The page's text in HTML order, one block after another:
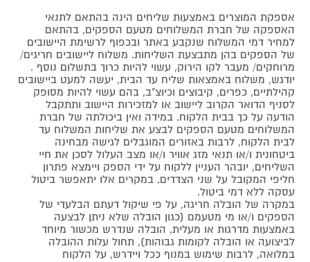
אספקת המוצרים באמצעות שליחים הינה בהתאם לתנאי
האספקה של חברת המשלוחים מטעם הספקים, בהתאם
למחיר דמי המשלוח שנקבע באתר ובכפוף לרשימת היישובים
של הספקים בהן מתבצעת השליחות. משלוח ליישובים חריגים/
מרוחקים/ מעבר לקו הירוק, עשוי להיות כרוך בתשלום נוסף .
יודגש, משלוח באמצאות שליח עד הבית, יעשה למעט ביישובים
קהילתיים, כפרים, קיבוצים וכיוצ"ב, בהם עשוי להיות מסופק
לסניף הדואר הקרוב ליישוב או למזכירות היישוב ותתקבל
הודעה על כך בבית הלקוח. במידה ואין ביכולתה של חברת
המשלוחים מטעם הספקים לבצע את שליחות המשלוח עד
לבית הלקוח, לרבות באזורים המוגבלים לגישה מבחינה
ביטחונית ו/או תנאי מזג אוויר ו/או מצב העלול לסכן את חיי
השליחים, יובהר העניין ללקוח על ידי הספק ויימצא פתרון
חליפי המקובל על שני הצדדים. במקרים אלו יתאפשר ביטול
עסקה ללא דמי ביטול.
במקרה של הובלה חריגה, על פי שיקול דעתם הבלעדי של
הספקים ו/או מי מטעמם (כגון הובלה שלא ניתן לבצעה
באמצעות מדרגות או מעלית, הובלה שנדרש מכשור מיוחד
לביצועה או הובלה לקומות גבוהות), תחול עלות ההובלה
במלואה, לרבות שימוש במנוף ככל ויידרש, על הלקוח